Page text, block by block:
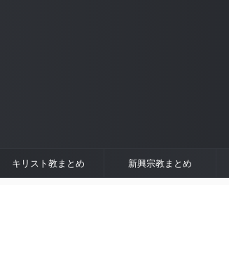
キリスト教まとめ 新興宗教まとめ